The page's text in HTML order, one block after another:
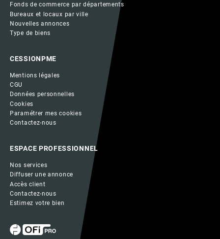
Fonds de commerce par départements
Bureaux et locaux par ville
Nouvelles annonces
Type de biens
CESSIONPME
Mentions légales
CGU
Données personnelles
Cookies
Paramétrer mes cookies
Contactez-nous
ESPACE PROFESSIONNEL
Nos services
Diffuser une annonce
Accès client
Contactez-nous
Estimez votre bien